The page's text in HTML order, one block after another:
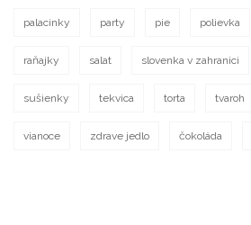
palacinky party pie polievka
raňajky salat slovenka v zahranici
sušienky tekvica torta tvaroh
vianoce zdrave jedlo čokoláda